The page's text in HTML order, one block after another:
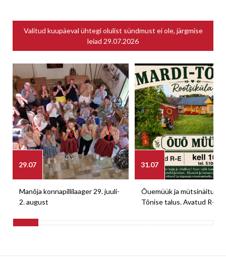
Valitud kuupäeval ühtegi olulist sündmust ei ole, järgmise
leiad 29.07.2026
29.07
Manõja konnapillilaager 29. juuli-
2. august
31.07
Õuemüük ja mütsinäitus
Tõnise talus. Avatud R-E